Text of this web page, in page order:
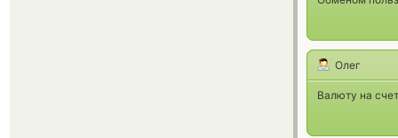
Олег
Валюту на